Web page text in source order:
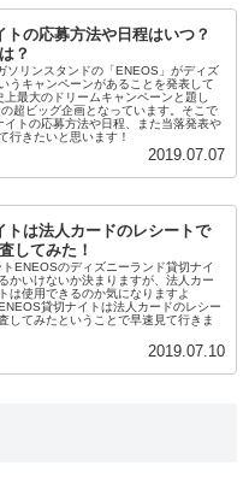
トの応募方法や日程はいつ？
？
ソリンスタンドの「ENEOS」がディズ
うキャンペーンがあることを発表して
最大のドリームキャンペーンと題し
超ビッグ企画となっています。そこで
トの応募方法や日程、また当落発表や
行きたいと思います！
2019.07.07
トは法人カードのレシートで
してみた！
ENEOSのディズニーランド貸切ナイ
かいけないか決まりますが、法人カー
は使用できるのか気になりますよ
貸切ナイトは法人カードのレシー
してみたということで早速見て行きま
2019.07.10